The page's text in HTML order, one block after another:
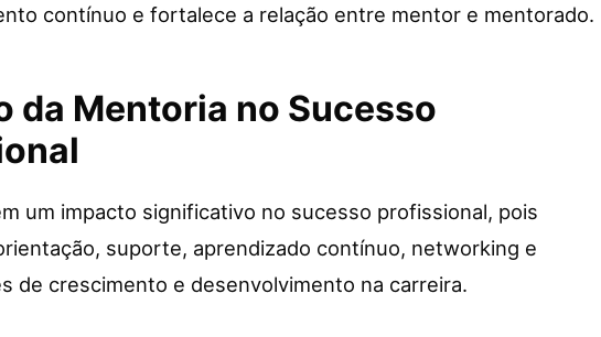
contínuo e fortalece a relação entre mentor e mentorado.
da Mentoria no Sucesso
um impacto significativo no sucesso profissional, pois
suporte, aprendizado contínuo, networking e
de crescimento e desenvolvimento na carreira.